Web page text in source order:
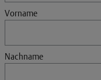
Vorname
Nachname